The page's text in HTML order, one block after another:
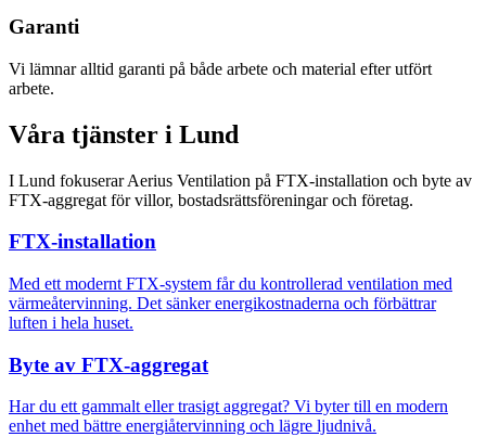
Garanti
Vi lämnar alltid garanti på både arbete och material efter utfört
arbete.
Våra tjänster i Lund
I Lund fokuserar Aerius Ventilation på FTX-installation och byte av
FTX-aggregat för villor, bostadsrättsföreningar och företag.
FTX-installation
Med ett modernt FTX-system får du kontrollerad ventilation med
värmeåtervinning. Det sänker energikostnaderna och förbättrar
luften i hela huset.
Byte av FTX-aggregat
Har du ett gammalt eller trasigt aggregat? Vi byter till en modern
enhet med bättre energiåtervinning och lägre ljudnivå.